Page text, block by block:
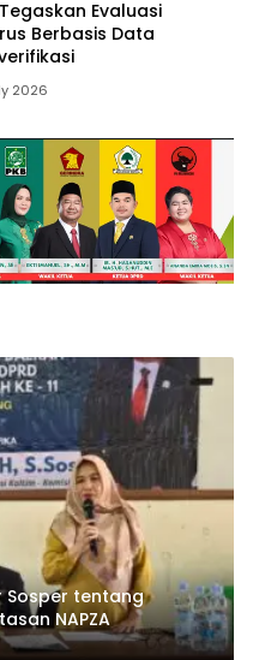
Tegaskan Evaluasi
Berbasis Data
2026
Sosper tentang
NAPZA